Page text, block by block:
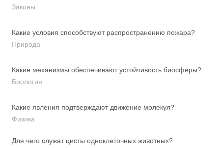
Законы
Какие условия способствуют распространению пожара?
Природа
Какие механизмы обеспечивают устойчивость биосферы?
Биология
Какие явления подтверждают движение молекул?
Физика
Для чего служат цисты одноклеточных животных?